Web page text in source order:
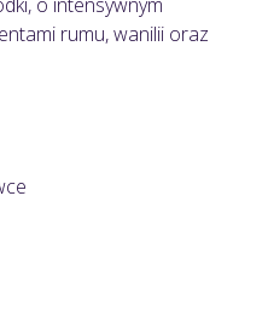
rumu, wanilii oraz